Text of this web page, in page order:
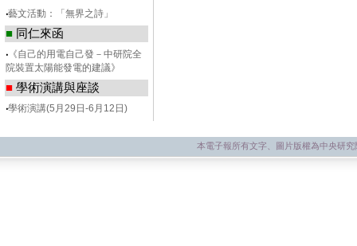
‧藝文活動：「無界之詩」
■ 同仁來函
‧ 《自己的用電自己發－中研院全
院裝置太陽能發電的建議》
■ 學術演講與座談
‧學術演講(5月29日-6月12日)
本電子報所有文字、圖片版權為中央研